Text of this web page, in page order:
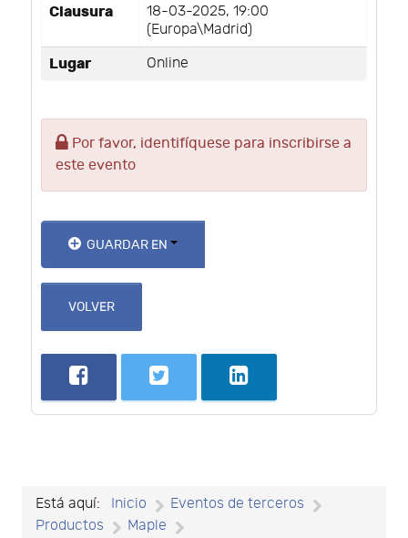
Clausura
18-03-2025, 19:00
(Europa\Madrid)
Lugar Online
Por favor, identifíquese para inscribirse a
este evento
GUARDAR EN
VOLVER
Está aquí: Inicio
Eventos de terceros
Productos
Maple